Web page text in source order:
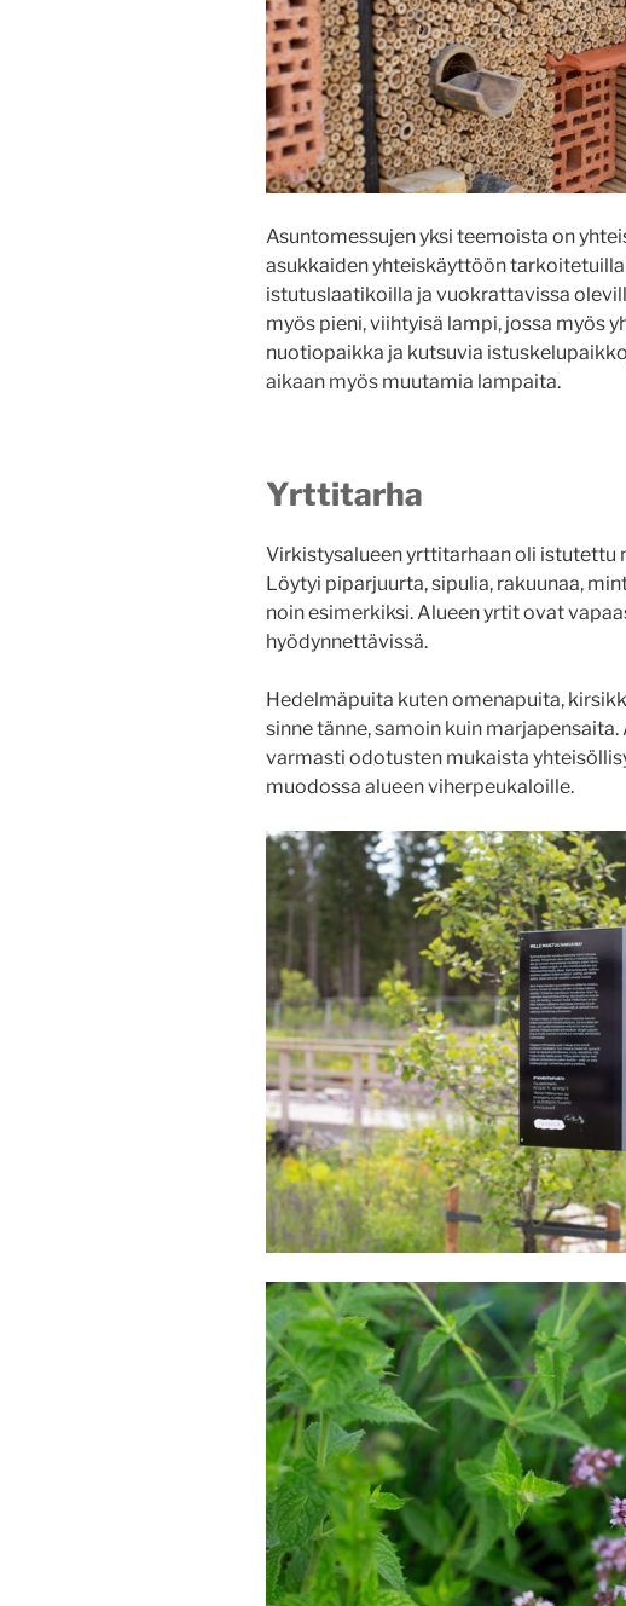
Asuntomessujen yksi teemoista on
asukkaiden yhteiskäyttöön
istutuslaatikoilla ja vuokrattavissa
myös pieni, viihtyisä lampi, jossa myös
nuotiopaikka ja kutsuvia
aikaan myös muutamia lampaita.
Yrttitarha
Virkistysalueen yrttitarhaan oli istutettu
Löytyi piparjuurta, sipulia, rakuunaa,
noin esimerkiksi. Alueen yrtit ovat
hyödynnettävissä.
Hedelmäpuita kuten omenapuita,
sinne tänne, samoin kuin
varmasti odotusten mukaista
muodossa alueen viherpeukaloille.